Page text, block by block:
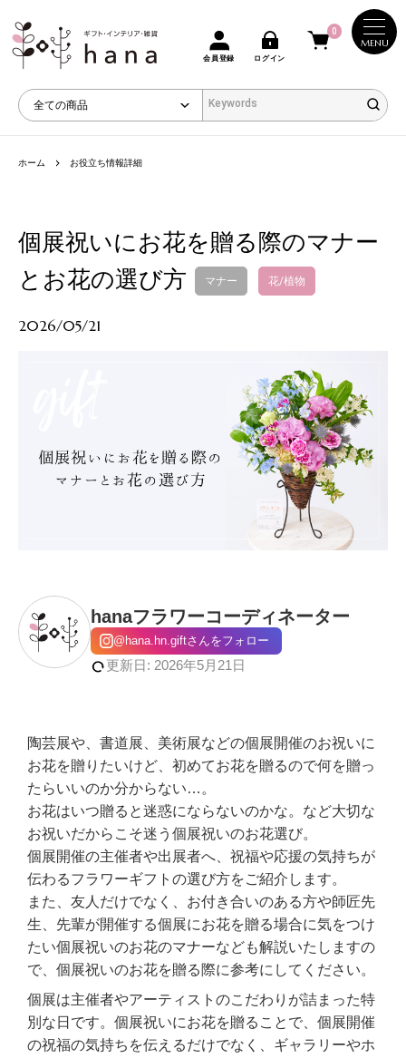
MENU
会員登録 ログイン
0
ホーム お役立ち情報詳細
個展祝いにお花を贈る際のマナー
とお花の選び方
マナー 花/植物
2026/05/21
hanaフラワーコーディネーター
@hana.hn.giftさんをフォロー
更新日: 2026年5月21日
陶芸展や、書道展、美術展などの個展開催のお祝いに
お花を贈りたいけど、初めてお花を贈るので何を贈っ
たらいいのか分からない…。
お花はいつ贈ると迷惑にならないのかな。など大切な
お祝いだからこそ迷う個展祝いのお花選び。
個展開催の主催者や出展者へ、祝福や応援の気持ちが
伝わるフラワーギフトの選び方をご紹介します。
また、友人だけでなく、お付き合いのある方や師匠先
生、先輩が開催する個展にお花を贈る場合に気をつけ
たい個展祝いのお花のマナーなども解説いたしますの
で、個展祝いのお花を贈る際に参考にしてください。
個展は主催者やアーティストのこだわりが詰まった特
別な日です。個展祝いにお花を贈ることで、個展開催
の祝福の気持ちを伝えるだけでなく、ギャラリーやホ